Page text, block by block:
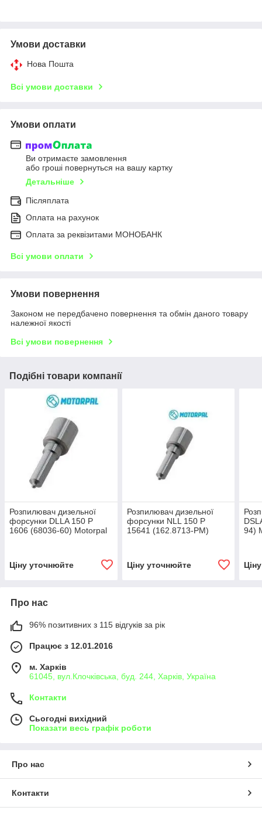
Умови доставки
Нова Пошта
Всі умови доставки
Умови оплати
Ви отримаєте замовлення
або гроші повернуться на вашу картку
Детальніше
Післяплата
Оплата на рахунок
Оплата за реквізитами МОНОБАНК
Всі умови оплати
Умови повернення
Законом не передбачено повернення та обмін даного товару
належної якості
Всі умови повернення
Подібні товари компанії
Розпилювач дизельної
форсунки DLLA 150 P
1606 (68036-60) Motorpal
Ціну уточнюйте
Розпилювач дизельної
форсунки NLL 150 P
15641 (162.8713-PM)
Ціну уточнюйте
94)
Про нас
96% позитивних з 115 відгуків за рік
Працює з 12.01.2016
м. Харків
61045, вул.Клочківська, буд. 244, Харків, Україна
Контакти
Сьогодні вихідний
Показати весь графік роботи
Про нас
Контакти